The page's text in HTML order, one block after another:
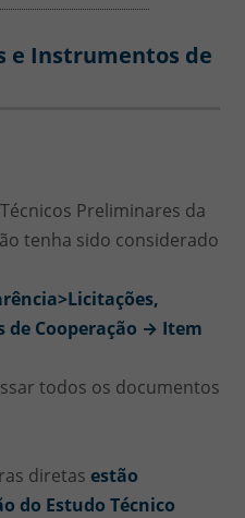
e
e Instrumentos de
Preliminares da
tenha sido considerado
Cooperação → Item
todos os documentos
diretas estão
do Estudo Técnico